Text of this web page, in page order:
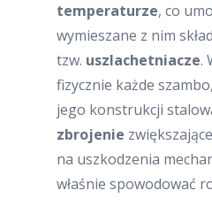
temperaturze, co
wymieszane z nim
tzw. uszlachetniacze.
fizycznie każde
jego konstrukcji
zbrojenie
na uszkodzenia
właśnie spowodować